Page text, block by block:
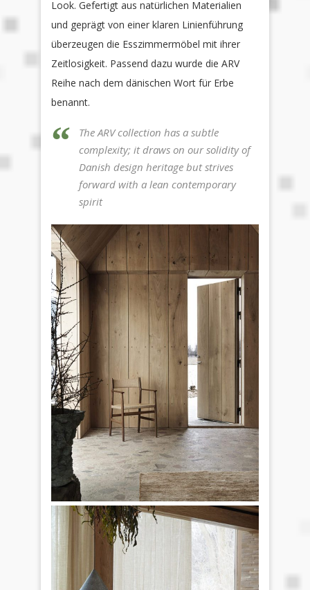
Look. Gefertigt aus natürlichen Materialien
und geprägt von einer klaren Linienführung
überzeugen die Esszimmermöbel mit ihrer
Zeitlosigkeit. Passend dazu wurde die ARV
Reihe nach dem dänischen Wort für Erbe
benannt.
The ARV collection has a subtle
complexity; it draws on our solidity of
Danish design heritage but strives
forward with a lean contemporary
spirit